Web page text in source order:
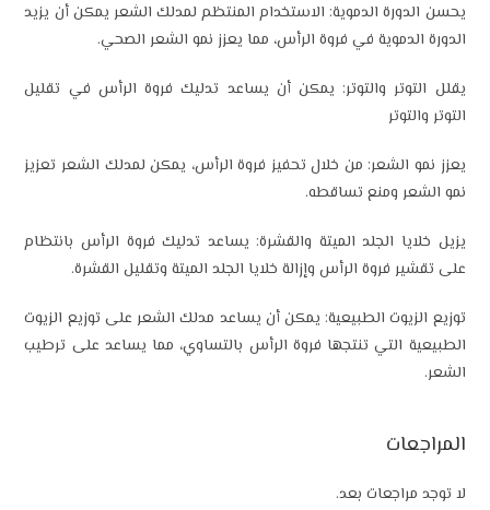
يحسن الدورة الدموية: الاستخدام المنتظم لمدلك الشعر يمكن أن يزيد
الدورة الدموية في فروة الرأس، مما يعزز نمو الشعر الصحي.
يقلل التوتر والتوتر: يمكن أن يساعد تدليك فروة الرأس في تقليل
التوتر والتوتر
يعزز نمو الشعر: من خلال تحفيز فروة الرأس، يمكن لمدلك الشعر تعزيز
نمو الشعر ومنع تساقطه.
يزيل خلايا الجلد الميتة والقشرة: يساعد تدليك فروة الرأس بانتظام
على تقشير فروة الرأس وإزالة خلايا الجلد الميتة وتقليل القشرة.
توزيع الزيوت الطبيعية: يمكن أن يساعد مدلك الشعر على توزيع الزيوت
الطبيعية التي تنتجها فروة الرأس بالتساوي، مما يساعد على ترطيب
الشعر.
المراجعات
لا توجد مراجعات بعد.